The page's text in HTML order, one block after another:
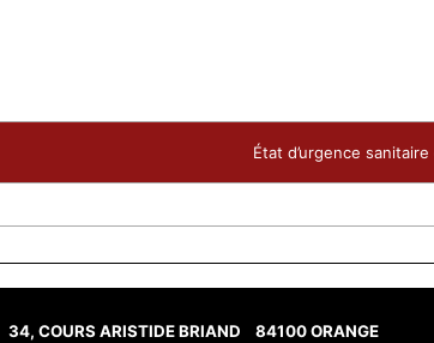
État d’urgence
34, COURS ARISTIDE BRIAND 84100 ORANGE